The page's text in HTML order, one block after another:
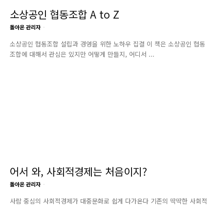
소상공인 협동조합 A to Z
돌아온 관리자 -
소상공인 협동조합 설립과 경영을 위한 노하우 집결 이 책은 소상공인 협동
조합에 대해서 관심은 있지만 어떻게 만들지, 어디서 ...
어서 와, 사회적경제는 처음이지?
돌아온 관리자 -
사람 중심의 사회적경제가 대중문화로 쉽게 다가온다 기존의 딱딱한 사회적